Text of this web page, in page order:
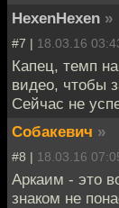
HexenHexen »
#7 | 18.03.16
Капец, темп
видео, чтобы
Сейчас не
Собакевич »
#8 | 18.03.16
Аркаим - это
знаком не